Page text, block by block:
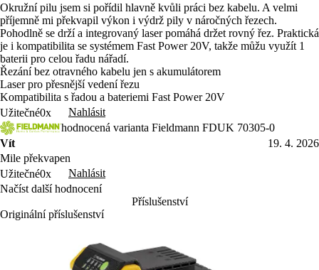
Okružní pilu jsem si pořídil hlavně kvůli práci bez kabelu. A velmi
příjemně mi překvapil výkon i výdrž pily v náročných řezech.
Pohodlně se drží a integrovaný laser pomáhá držet rovný řez. Praktická
je i kompatibilita se systémem Fast Power 20V, takže můžu využít 1
baterii pro celou řadu nářadí.
Řezání bez otravného kabelu jen s akumulátorem
Laser pro přesnější vedení řezu
Kompatibilita s řadou a bateriemi Fast Power 20V
Užitečné0x
Nahlásit
hodnocená varianta Fieldmann FDUK 70305-0
Vít
19. 4. 2026
Mile překvapen
Užitečné0x
Nahlásit
Načíst další hodnocení
Příslušenství
Originální příslušenství